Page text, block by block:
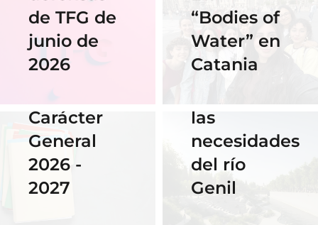
de TFG de
junio de
2026
“Bodies of
Water” en
Catania
14 Abril 2026
Carácter
General
2026 -
2027
06 Abril 2026
Cauce: El
diseño que
las
necesidades
del río
Genil
28 Noviembre
2025
2025
Nuestra
alumna
gana el
concurso
del
Instituto
Cervantes
de Praga